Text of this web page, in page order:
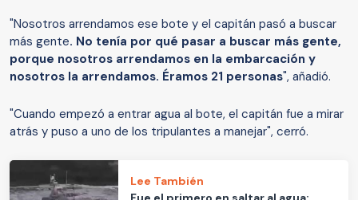
"Nosotros arrendamos ese bote y el capitán pasó a buscar
más gente. No tenía por qué pasar a buscar más gente,
porque nosotros arrendamos en la embarcación y
nosotros la arrendamos. Éramos 21 personas", añadió.
"Cuando empezó a entrar agua al bote, el capitán fue a mirar
atrás y puso a uno de los tripulantes a manejar", cerró.
Lee También